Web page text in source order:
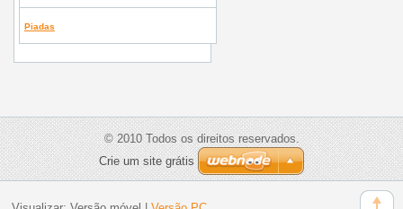
Piadas
© 2010 Todos os direitos reservados.
Crie um site grátis